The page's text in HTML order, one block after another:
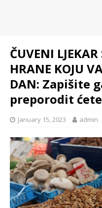
ČUVENI
HRANE KOJU
DAN: Zapišite
preporodit
January 15, 2023 admin